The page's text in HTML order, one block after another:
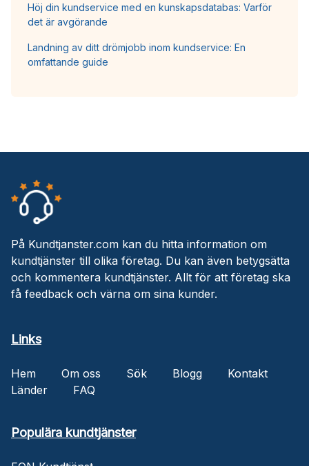
Höj din kundservice med en kunskapsdatabas: Varför
det är avgörande
Landning av ditt drömjobb inom kundservice: En
omfattande guide
På Kundtjanster.com kan du hitta information om
kundtjänster till olika företag. Du kan även betygsätta
och kommentera kundtjänster. Allt för att företag ska
få feedback och värna om sina kunder.
Links
Hem Om oss Sök Blogg
Kontakt
Länder
FAQ
Populära kundtjänster